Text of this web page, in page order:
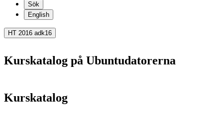
Sök
English
HT 2016 adk16
Kurskatalog på Ubuntudatorerna
Kurskatalog